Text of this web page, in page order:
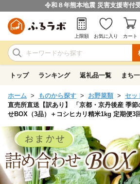
令和８年熊本地震 災害支援寄付
上限額 お気に入り カート
トップ ランキング 返礼品一覧 まち
ホーム ものから探す お野菜類
セッ
直売所直送【訳あり】 「京都・京丹後産 季
せBOX（3品）＋コシヒカリ精米1kg 定期便3